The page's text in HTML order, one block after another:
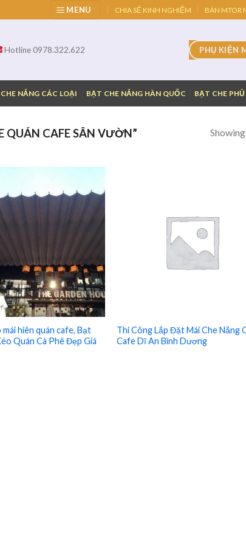
MENU CHIA SẺ KINH NGHIỆM BÁN MTOR
Hotline 0978.322.622 PHỤ KIỆN
NẮNG CÁC LOẠI BẠT CHE NẮNG HÀN QUỐC BẠT CHE
QUÁN CAFE SÂN VƯỜN”
hiên quán cafe, Bạt
Quán Cà Phê Đẹp Giá
Thi Công Lắp Đặt Mái Che Nắng
Cafe Dĩ An Bình Dương